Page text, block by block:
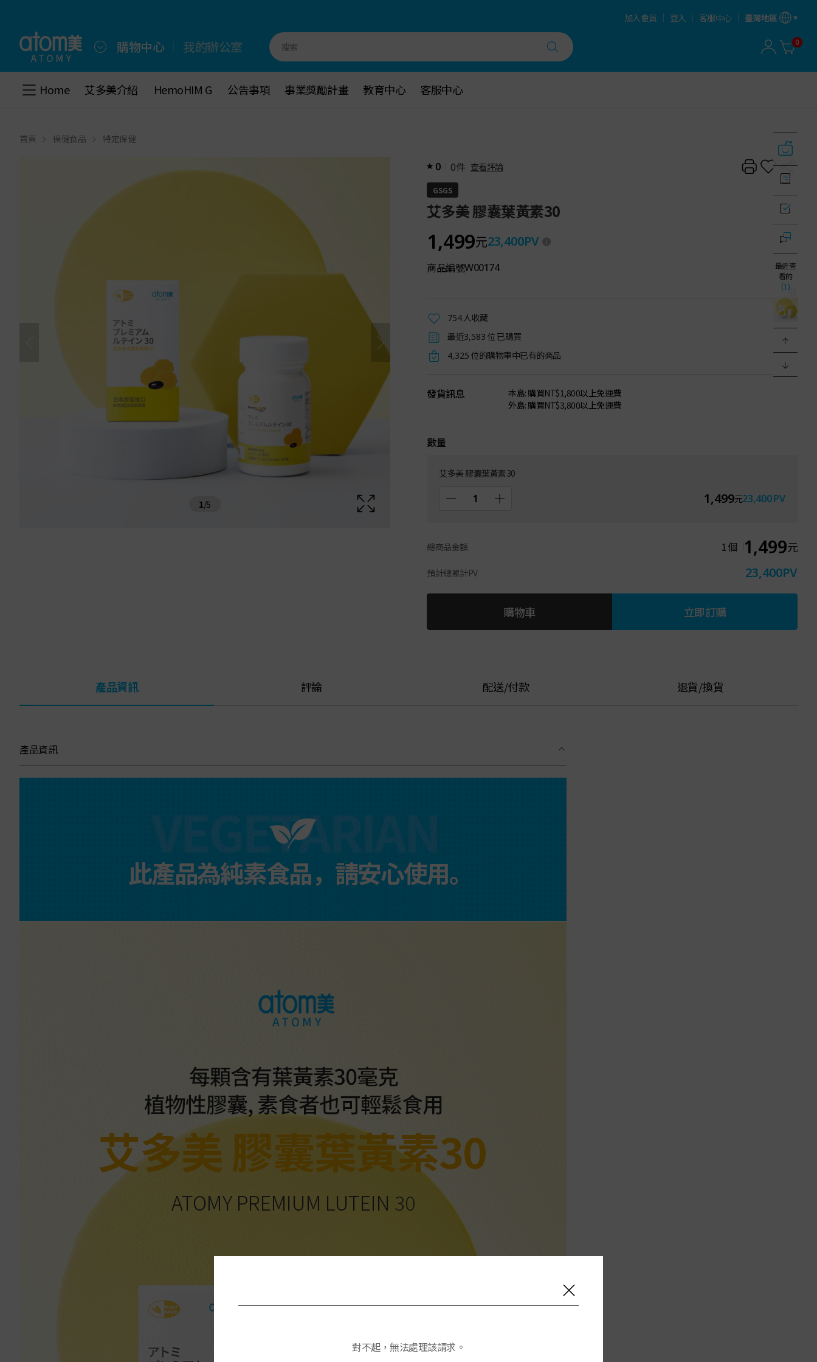
頁
到
加入會員 登入 客服中心 臺灣地區
購物中心 我的辦公室 搜索 0
Home
Home 艾多美介紹
艾多美介紹 HemoHIM G
HemoHIM G 公告事項
公告事項 事業獎勵計畫
事業獎勵計畫 教育中心
教育中心 客服中心
客服中心
首頁 保健食品 特定保健
1/5
0 0件 查看評論
GSGS
艾多美 膠囊葉黃素30
1,499元23,400PV
商品編號W00174
754人收藏
最近3,583 位 已購買
4,325 位的購物車中已有的商品
發貨訊息
本島: 購買NT$1,800以上免運費
外島: 購買NT$3,800以上免運費
數量
艾多美 膠囊葉黃素30
1,499元23,400PV
總商品金額 1個 1,499元
預計總累計PV 23,400PV
購物車 立即訂購
產品資訊 評論 配送/付款 退貨/換貨
產品資訊
最近查
看的
(1)
對不起，無法處理該請求。